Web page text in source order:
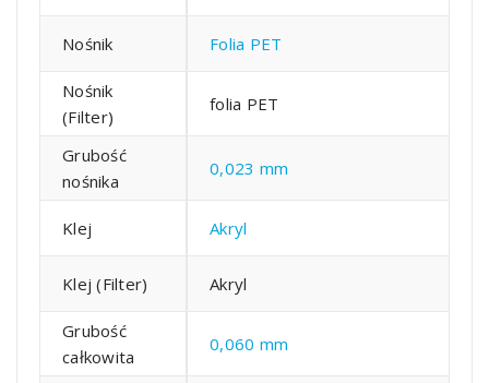
Nośnik Folia PET
Nośnik
(Filter)
folia PET
Grubość
nośnika
0,023 mm
Klej Akryl
Klej (Filter) Akryl
Grubość
całkowita
0,060 mm